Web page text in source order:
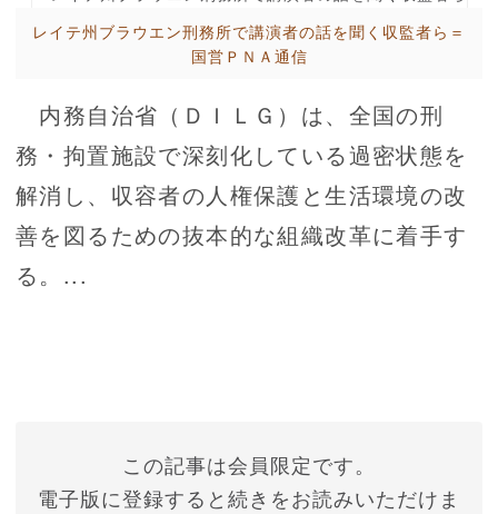
レイテ州ブラウエン刑務所で講演者の話を聞く収監者ら＝
国営ＰＮＡ通信
内務自治省（ＤＩＬＧ）は、全国の刑
務・拘置施設で深刻化している過密状態を
解消し、収容者の人権保護と生活環境の改
善を図るための抜本的な組織改革に着手す
る。...
この記事は会員限定です。
電子版に登録すると続きをお読みいただけま